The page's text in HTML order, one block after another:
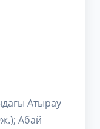
Атырау
Абай